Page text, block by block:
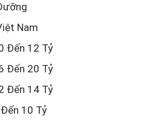
Nam
Đến 12 Tỷ
Đến 20 Tỷ
Đến 14 Tỷ
10 Tỷ